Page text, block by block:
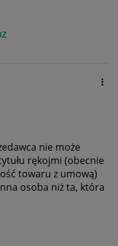
nie może
rękojmi (obecnie
towaru z umową)
osoba niż ta, która